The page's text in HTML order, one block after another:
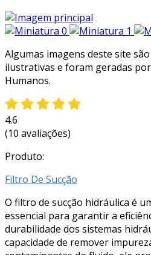
Algumas imagens deste site
ilustrativas e foram geradas
Humanos.
4.6
(10 avaliações)
Produto:
Filtro De Sucção
O filtro de sucção hidráulica é
essencial para garantir a
durabilidade dos sistemas
capacidade de remover